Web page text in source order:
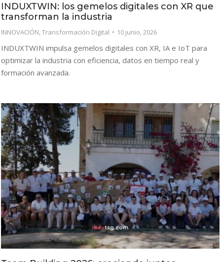
INDUXTWIN: los gemelos digitales con XR que
transforman la industria
INNOVACIÓN,Transformación Digital 10 junio, 2026
INDUXTWIN impulsa gemelos digitales con XR, IA e IoT para
optimizar la industria con eficiencia, datos en tiempo real y
formación avanzada.